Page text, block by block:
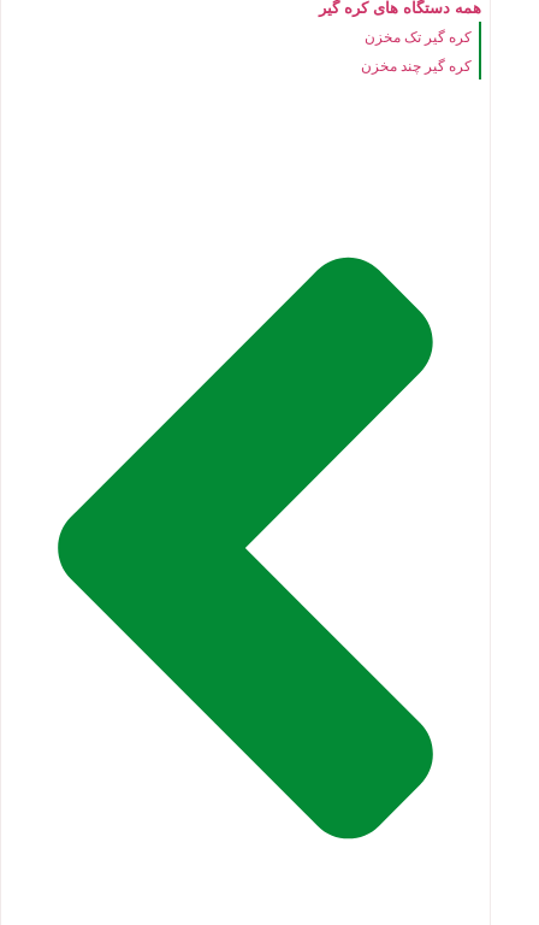
همه دستگاه های کره گیر
کره گیر تک مخزن
کره گیر چند مخزن